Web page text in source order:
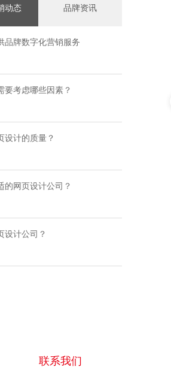
动态 品牌资讯
品牌数字化营销服务
要考虑哪些因素？
设计的质量？
的网页设计公司？
设计公司？
联系我们